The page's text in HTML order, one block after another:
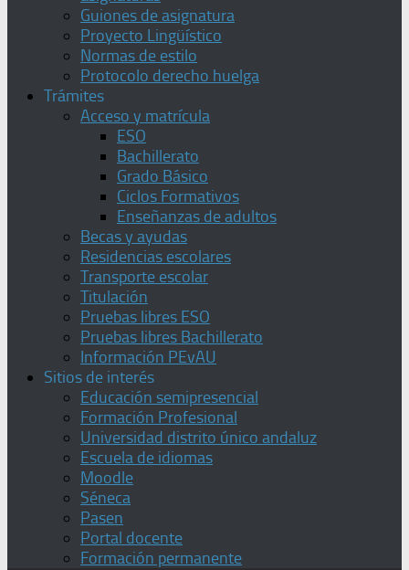
Guiones de asignatura
Proyecto Lingüístico
Normas de estilo
Protocolo derecho huelga
Trámites
Acceso y matrícula
ESO
Bachillerato
Grado Básico
Ciclos Formativos
Enseñanzas de adultos
Becas y ayudas
Residencias escolares
Transporte escolar
Titulación
Pruebas libres ESO
Pruebas libres Bachillerato
Información PEvAU
Sitios de interés
Educación semipresencial
Formación Profesional
Universidad distrito único andaluz
Escuela de idiomas
Moodle
Séneca
Pasen
Portal docente
Formación permanente